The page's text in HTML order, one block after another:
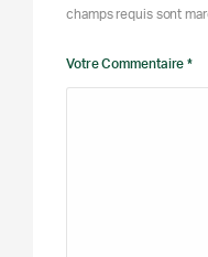
champs requis sont
Votre Commentaire *